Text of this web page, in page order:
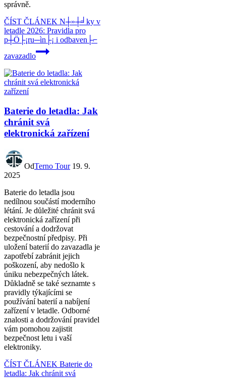
správně.
ČÍST ČLÁNEK N┼»┼╛ky v
letadle 2026: Pravidla pro
p┼Ö├¡ru─ìn├¡ i odbaven├⌐
zavazadlo
Baterie do letadla: Jak
chránit svá
elektronická zařízení
OdTerno Tour 19. 9.
2025
Baterie do letadla jsou
nedílnou součástí moderního
létání. Je důležité chránit svá
elektronická zařízení při
cestování a dodržovat
bezpečnostní předpisy. Při
uložení baterií do zavazadla je
zapotřebí zabránit jejich
poškození, aby nedošlo k
úniku nebezpečných látek.
Důkladně se také seznamte s
pravidly týkajícími se
používání baterií a nabíjení
zařízení v letadle. Odborné
znalosti a dodržování pravidel
vám pomohou zajistit
bezpečnost letu i vaší
elektroniky.
ČÍST ČLÁNEK Baterie do
letadla: Jak chránit svá